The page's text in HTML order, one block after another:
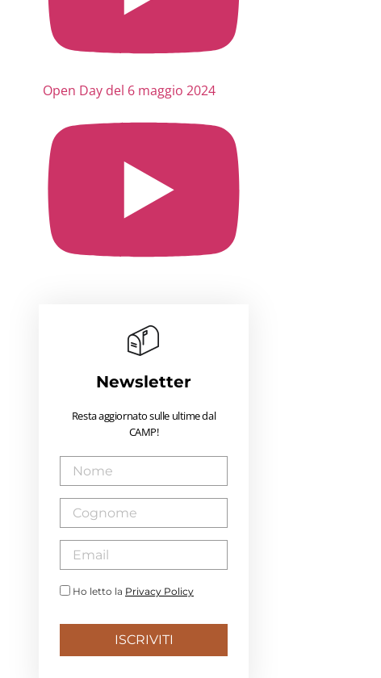
Open Day del 6 maggio 2024
Newsletter
Resta aggiornato sulle ultime dal
CAMP!
Ho letto la Privacy Policy
ISCRIVITI